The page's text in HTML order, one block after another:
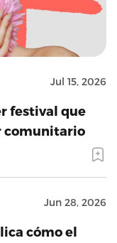
Jul 15, 2026
festival que
comunitario
Jun 28, 2026
cómo el